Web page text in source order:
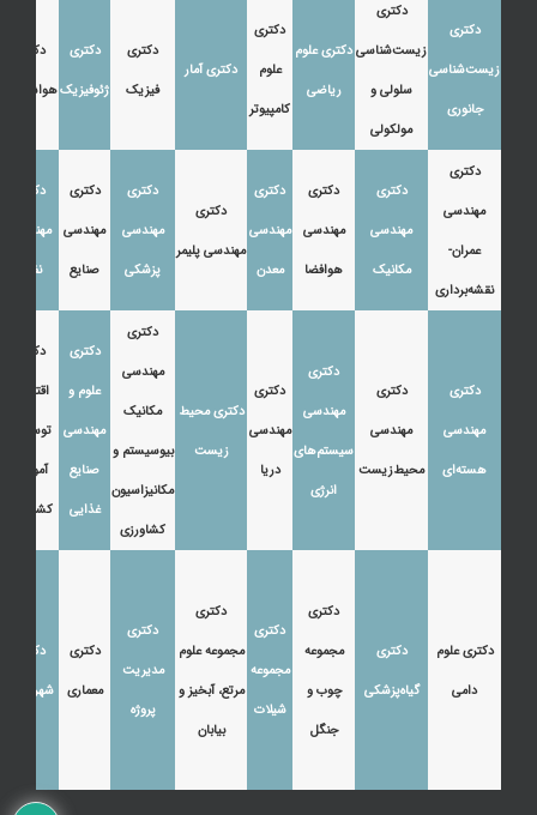
دکتری
زیست‌شناسی
جانوری
دکتری
زیست‌شناسی
سلولی و
مولکولی
دکتری علوم
ریاضی
دکتری
علوم
کامپیوتر
دکتری آمار
دکتری
فیزیک
دکتری
ژئوفیزیک
دکتری
هواشناسی
دکتری
مهندسی
عمران-
نقشه‌برداری
دکتری
مهندسی
مکانیک
دکتری
مهندسی
هوافضا
دکتری
مهندسی
معدن
دکتری
مهندسی پلیمر
دکتری
مهندسی
پزشکی
دکتری
مهندسی
صنایع
دکتری
مهندسی
نفت
دکتری
مهندسی
هسته‌ای
دکتری
مهندسی
محیط‌زیست
دکتری
مهندسی
سیستم‌های
انرژی
دکتری
مهندسی
دریا
دکتری محیط
زیست
دکتری
مهندسی
مکانیک
بیوسیستم و
مکانیزاسیون
کشاورزی
دکتری
علوم و
مهندسی
صنایع
غذایی
دکتری
اقتصاد،
توسعه و
آموزش
کشاورزی
دکتری علوم
دامی
دکتری
گیاه‌پزشکی
دکتری
مجموعه
چوب و
جنگل
دکتری
مجموعه
شیلات
دکتری
مجموعه علوم
مرتع، آبخیز و
بیابان
دکتری
مدیریت
پروژه
دکتری
معماری
دکتری
شهرسازی